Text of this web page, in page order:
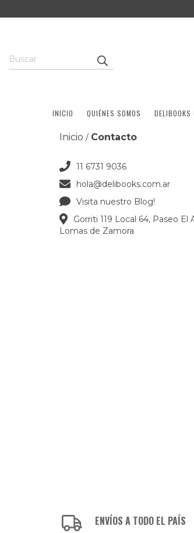
INICIO QUIÉNES SOMOS DELIBOOKS
Inicio / Contacto
11 6731 9036
hola@delibooks.com.ar
Visita nuestro Blog!
Gorriti 119 Local 64, Paseo El
Lomas de Zamora
ENVÍOS A TODO EL PAÍS